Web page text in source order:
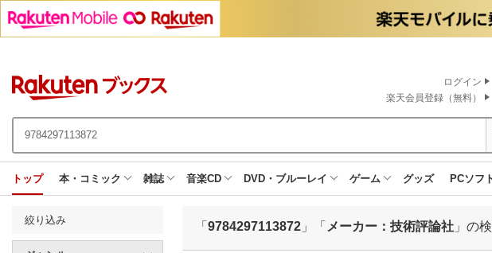
ログイン
楽天会員登録（無料）
トップ 本・コミック 雑誌 音楽CD DVD・ブルーレイ ゲーム グッズ PCソフ
絞り込み 「 9784297113872 」「 メーカー：技術評論社 」の